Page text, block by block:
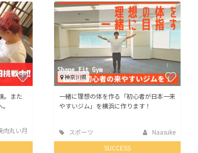
CAMPFIRE for Social Good
CAMPFIREふるさと納税
。また
肉丸い月
神奈川県
一緒に理想の体を作る「初心者が日本一来
やすいジム」を横浜に作ります！
スポーツ
Naasuke
SUCCESS